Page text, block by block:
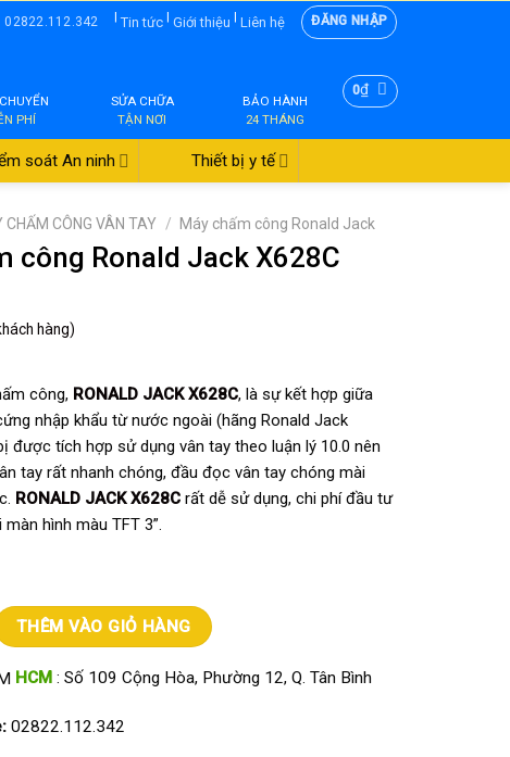
02822.112.342 |Tin tức | Giới thiệu | Liên hệ ĐĂNG NHẬP
PHÍ
SỬA CHỮA
TẬN NƠI
BẢO HÀNH
24 THÁNG
0₫
soát An ninh Thiết bị y tế
CHẤM CÔNG VÂN TAY / Máy chấm công Ronald Jack
công Ronald Jack X628C
hàng)
công, RONALD JACK X628C, là sự kết hợp giữa
nhập khẩu từ nước ngoài (hãng Ronald Jack
được tích hợp sử dụng vân tay theo luận lý 10.0 nên
tay rất nhanh chóng, đầu đọc vân tay chóng mài
RONALD JACK X628C rất dễ sử dụng, chi phí đầu tư
hình màu TFT 3”.
Jack X628C số lượng
THÊM VÀO GIỎ HÀNG
HCM: Số 109 Cộng Hòa, Phường 12, Q. Tân Bình
02822.112.342